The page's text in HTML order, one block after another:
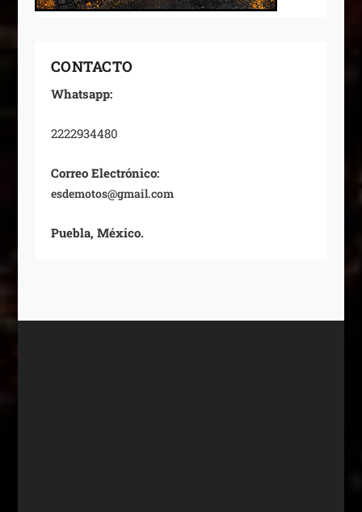
CONTACTO
Whatsapp:
2222934480
Correo Electrónico:
esdemotos@gmail.com
Puebla, México.